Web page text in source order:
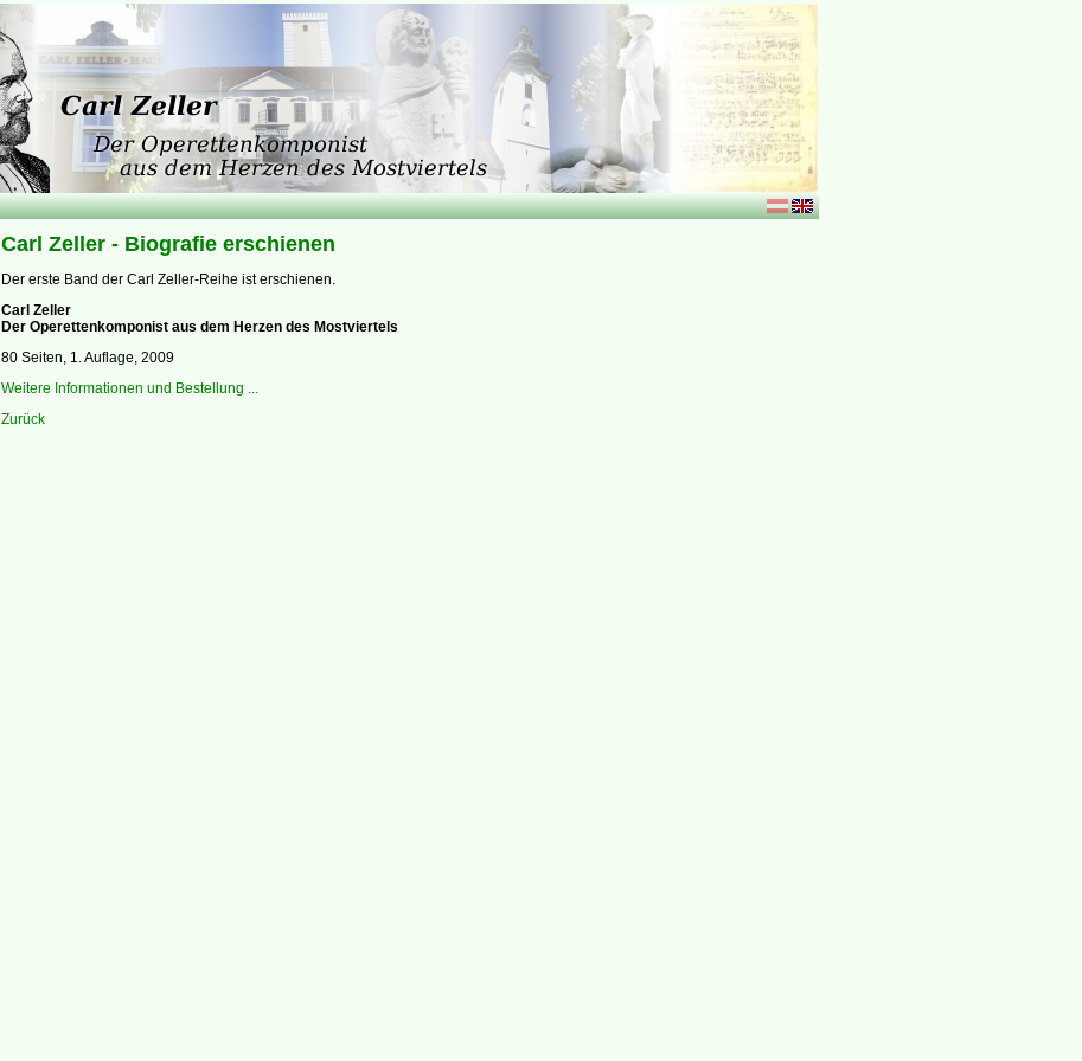
Carl Zeller - Biografie erschienen
Der erste Band der Carl Zeller-Reihe ist erschienen.
Carl Zeller
Der Operettenkomponist aus dem Herzen des Mostviertels
80 Seiten, 1. Auflage, 2009
Weitere Informationen und Bestellung ...
Zurück